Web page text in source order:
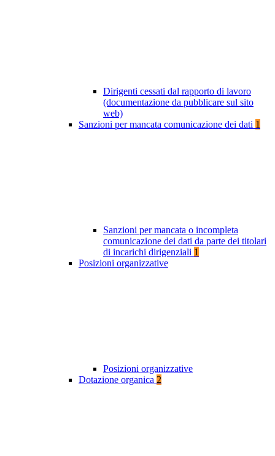
Dirigenti cessati dal rapporto di lavoro
(documentazione da pubblicare sul sito
web)
Sanzioni per mancata comunicazione dei dati 1
Sanzioni per mancata o incompleta
comunicazione dei dati da parte dei titolari
di incarichi dirigenziali 1
Posizioni organizzative
Posizioni organizzative
Dotazione organica 2